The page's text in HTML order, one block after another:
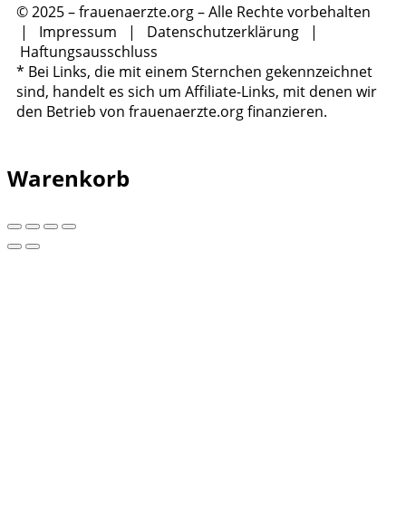
© 2025 – frauenaerzte.org – Alle Rechte vorbehalten
| Impressum | Datenschutzerklärung |
Haftungsausschluss
* Bei Links, die mit einem Sternchen gekennzeichnet
sind, handelt es sich um Affiliate-Links, mit denen wir
den Betrieb von frauenaerzte.org finanzieren.
Warenkorb